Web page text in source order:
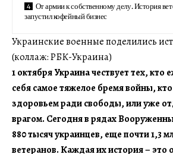
От армии к собственному делу. История
запустил кофейный бизнес
Украинские военные поделились
(коллаж: РБК-Украина)
1 октября Украина чествует тех, кто
себя самое тяжелое бремя войны,
здоровьем ради свободы, или уже
врагом. Сегодня в рядах
880 тысяч украинцев, еще почти 1,3
ветеранов. Каждая их история – это